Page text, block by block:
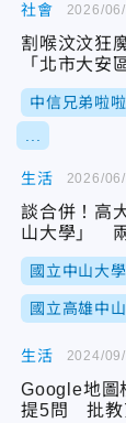
社會
割喉汶汶狂
「北市大安
中信兄弟啦
2026/
生活
談合併！高
山大學」
國立中山大學
國立高雄中
2026/
生活
Google地圖
提5問 批教
2024/